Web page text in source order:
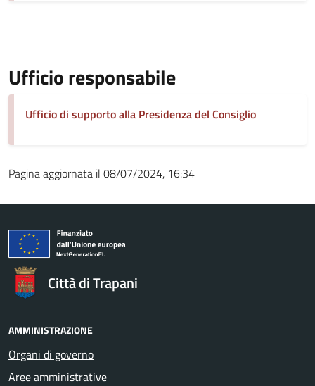
Ufficio responsabile
Ufficio di supporto alla Presidenza del Consiglio
Pagina aggiornata il 08/07/2024, 16:34
Città di Trapani
AMMINISTRAZIONE
Organi di governo
Aree amministrative